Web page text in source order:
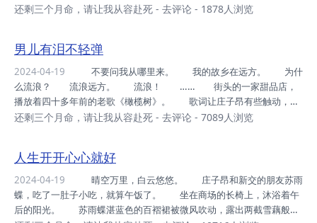
病，昨天的事，可以原谅你。” “原谅？”庄子昂皱眉：“我又没做错
样？ 以前的庄子昂，绝对不会用这种口气跟她说话。 作为庄子
昂的好哥们，李黄轩一直对林慕诗心怀怨气。 你喜欢就喜欢，不喜
欢就不喜欢，一直吊着人家算怎么回事？ 见林慕诗茶里茶气的样
子，李黄轩仗义执言：“林校花，咱们今天就把...
还剩三个月命，请让我从容赴死 - 去评论 - 1878人浏览
男儿有泪不轻弹
2024-04-19
么流浪？ 流浪远方。 流浪！ …… 街头的一家甜品店，
播放着四十多年前的老歌《橄榄树》。 歌词让庄子昂有些触动，自
己现在也成了无家可归的流浪汉。 如果那个地方，还能称为“家”的
三个月不成问题。 庄子昂跟庄文昭说，自己要住校，实际上他并不
打算那么做。 一个绝症患者，不适合跟人群居。 他打算去租个
小单间，默默地走完人生最后一段路。 不过今天晚上，还是先找个
地方落脚吧！ “儿子，我离家出走了，你能收留...
还剩三个月命，请让我从容赴死 - 去评论 - 7089人浏览
人生开开心心就好
2024-04-19
蝶，吃了一肚子小吃，就算午饭了。 坐在商场的长椅上，沐浴着午
后的阳光。 苏雨蝶湛蓝色的百褶裙被微风吹动，露出两截雪藕般的